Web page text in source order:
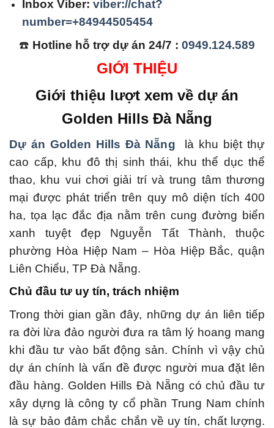
Inbox Viber: viber://chat?
number=+84944505454
☎️ Hotline hỗ trợ dự án 24/7 : 0949.124.589
GIỚI THIỆU
Giới thiệu lượt xem về dự án
Golden Hills Đà Nẵng
Dự án Golden Hills Đà Nẵng là khu biệt thự
cao cấp, khu đô thị sinh thái, khu thể dục thể
thao, khu vui chơi giải trí và trung tâm thương
mại được phát triển trên quy mô diện tích 400
ha, tọa lạc đắc địa nằm trên cung đường biển
xanh tuyệt đẹp Nguyễn Tất Thành, thuộc
phường Hòa Hiệp Nam – Hòa Hiệp Bắc, quận
Liên Chiểu, TP Đà Nẵng.
Chủ đầu tư uy tín, trách nhiệm
Trong thời gian gần đây, những dự án liên tiếp
ra đời lừa đảo người đưa ra tâm lý hoang mang
khi đầu tư vào bất động sản. Chính vì vậy chủ
dự án chính là vấn đề được người mua đặt lên
đầu hàng. Golden Hills Đà Nẵng có chủ đầu tư
xây dựng là công ty cổ phần Trung Nam chính
là sự bảo đảm chắc chắn về uy tín, chất lượng.